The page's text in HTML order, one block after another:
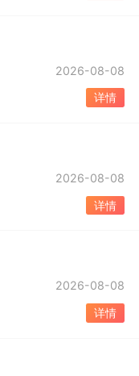
2026-08-08
详情
2026-08-08
详情
2026-08-08
详情